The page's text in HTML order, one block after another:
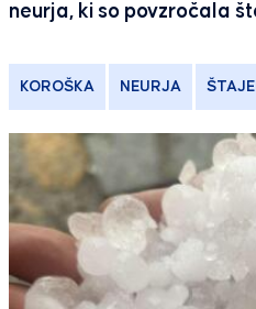
neurja, ki so povzročala
KOROŠKA NEURJA